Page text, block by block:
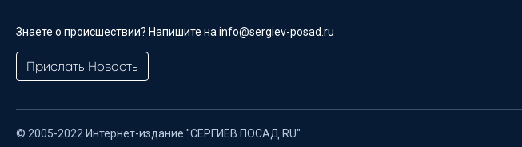
Знаете о происшествии? Напишите на info@sergiev-posad.ru
Прислать Новость
© 2005-2022 Интернет-издание "СЕРГИЕВ ПОСАД.RU"